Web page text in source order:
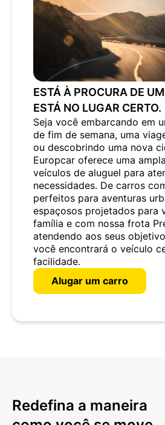
ESTÁ À PROCURA DE
ESTÁ NO LUGAR CERTO.
Seja você embarcando em
de fim de semana, uma
ou descobrindo uma nova
Europcar oferece uma
veículos de aluguel para
necessidades. De carros
perfeitos para aventuras
espaçosos projetados para
família e com nossa frota
atendendo aos seus
você encontrará o veículo
facilidade.
Alugar um carro
Redefina a maneira